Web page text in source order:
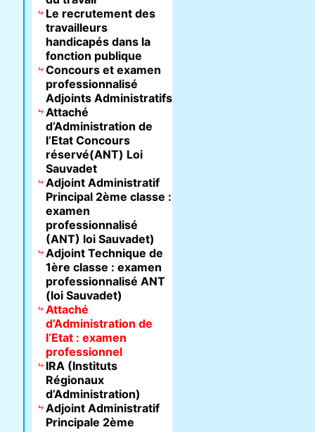
Le recrutement des
travailleurs
handicapés dans la
fonction publique
Concours et examen
professionnalisé
Adjoints Administratifs
Attaché
d’Administration de
l’Etat Concours
réservé(ANT) Loi
Sauvadet
Adjoint Administratif
Principal 2ème classe :
examen
professionnalisé
(ANT) loi Sauvadet)
Adjoint Technique de
1ère classe : examen
professionnalisé ANT
(loi Sauvadet)
Attaché
d’Administration de
l’Etat : examen
professionnel
IRA (Instituts
Régionaux
d’Administration)
Adjoint Administratif
Principale 2ème